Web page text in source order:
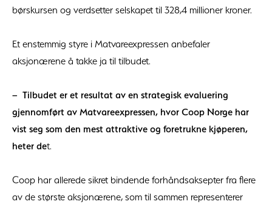
børskursen og verdsetter selskapet til 328,4 millioner kroner.
Et enstemmig styre i Matvareexpressen anbefaler
aksjonærene å takke ja til tilbudet.
– Tilbudet er et resultat av en strategisk evaluering
gjennomført av Matvareexpressen, hvor Coop Norge har
vist seg som den mest attraktive og foretrukne kjøperen,
heter det.
Coop har allerede sikret bindende forhåndsaksepter fra flere
av de største aksjonærene, som til sammen representerer